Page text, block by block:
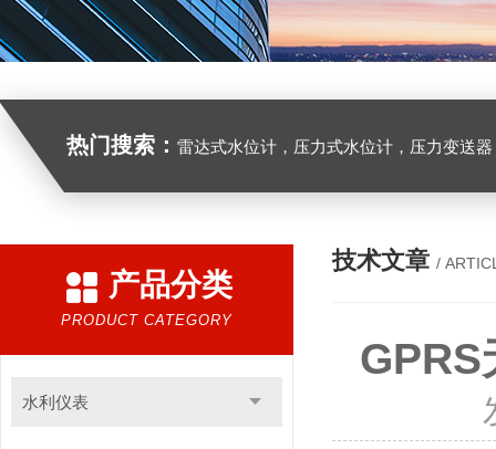
热门搜索： 雷达式水位计，压力式水位计，压力变送器
产品分类
PRODUCT CATEGORY
水利仪表
技术文章 /
GPRS